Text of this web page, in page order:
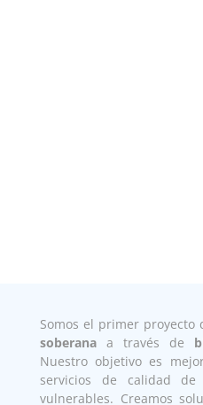
Media error: Format(s) not
Descargar archivo: https://
content/uploads/2020/12/DIDI-
Somos el primer proyecto
soberanaa través de
Nuestro objetivo es
servicios de calidad
vulnerables. Creamos